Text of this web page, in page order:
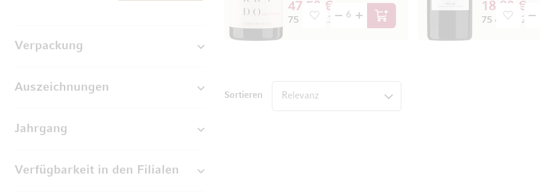
Verpackung
Auszeichnungen
Jahrgang
Verfügbarkeit in den Filialen
47,50 €
75 cl (63,33 € / l) In den Warenkorb
18,90 €
75 cl (25,20
Sortieren